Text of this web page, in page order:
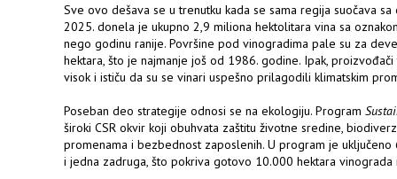
Sve ovo dešava se u trenutku kada se sama regija suočava
2025. donela je ukupno 2,9 miliona hektolitara vina sa
nego godinu ranije. Površine pod vinogradima pale su za
hektara, što je najmanje još od 1986. godine. Ipak,
visok i ističu da su se vinari uspešno prilagodili klimatskim
Poseban deo strategije odnosi se na ekologiju. Program
široki CSR okvir koji obuhvata zaštitu životne sredine,
promenama i bezbednost zaposlenih. U program je uključeno
i jedna zadruga, što pokriva gotovo 10.000 hektara